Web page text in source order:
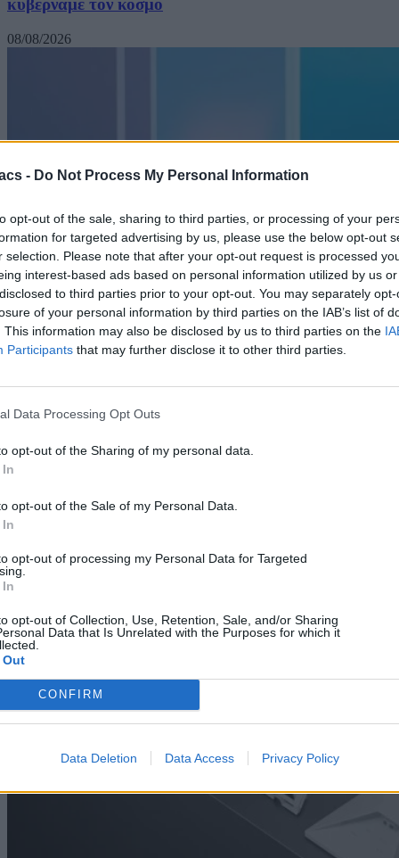
- Do Not Process My Personal Information
opt-out of the sale, sharing to third parties, or processing of your
for targeted advertising by us, please use the below opt-out
selection. Please note that after your opt-out request is processed
interest-based ads based on personal information utilized by us
to third parties prior to your opt-out. You may separately
of your personal information by third parties on the IAB’s list of
This information may also be disclosed by us to third parties on the
Participants that may further disclose it to other third parties.
Data Processing Opt Outs
opt-out of the Sharing of my personal data.
opt-out of the Sale of my Personal Data.
opt-out of processing my Personal Data for Targeted
opt-out of Collection, Use, Retention, Sale, and/or Sharing
Data that Is Unrelated with the Purposes for which it
CONFIRM
Data Deletion Data Access Privacy Policy
κυβερνάμε τον κόσμο
08/08/2026
PC / Laptop
Τα Windows 11 δεν συστήνουν πλέον 32GB, αλλά η
Microsoft δεν πείθει
08/08/2026